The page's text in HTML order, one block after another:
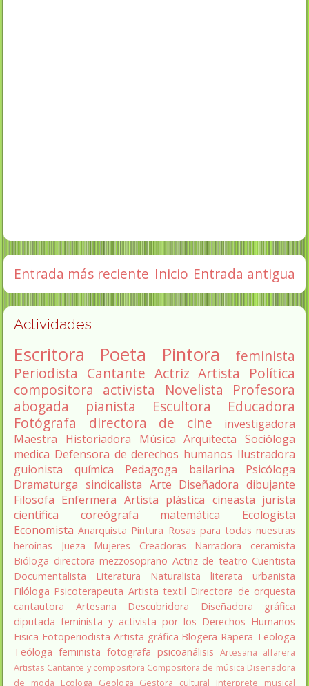
Entrada más reciente Entrada antigua
Inicio
Actividades
Escritora Poeta Pintora
feminista
Periodista Cantante Actriz Artista
Política
compositora activista Novelista
Profesora
abogada
pianista Escultora
Educadora
Fotógrafa
directora de cine
investigadora
Maestra
Historiadora Música Arquitecta Socióloga
medica Defensora de derechos humanos Ilustradora
guionista
química Pedagoga bailarina
Psicóloga
Dramaturga sindicalista Arte Diseñadora dibujante
Filosofa Enfermera Artista plástica cineasta jurista
científica
coreógrafa matemática
Ecologista
Economista Anarquista Pintura Rosas para todas nuestras
heroínas
Jueza Mujeres Creadoras Narradora
ceramista
Bióloga directora mezzosoprano Actriz de teatro Cuentista
Documentalista
Literatura Naturalista literata
urbanista
Filóloga Psicoterapeuta Artista textil Directora de orquesta
cantautora
Artesana Descubridora
Diseñadora gráfica
diputada feminista y activista por los Derechos Humanos
Fisica Fotoperiodista Artista gráfica Blogera Rapera Teologa
Teóloga feminista fotografa psicoanálisis Artesana alfarera
Artistas Cantante y compositora Compositora de música Diseñadora
de moda
Ecologa Geologa Gestora cultural Interprete musical